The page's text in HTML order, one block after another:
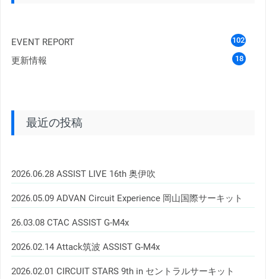
EVENT REPORT 102
更新情報 18
最近の投稿
2026.06.28 ASSIST LIVE 16th 奥伊吹
2026.05.09 ADVAN Circuit Experience 岡山国際サーキット
26.03.08 CTAC ASSIST G-M4x
2026.02.14 Attack筑波 ASSIST G-M4x
2026.02.01 CIRCUIT STARS 9th in セントラルサーキット